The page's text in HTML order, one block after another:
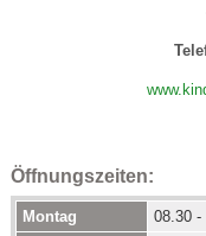
Öffnungszeiten:
Montag
08.30 -